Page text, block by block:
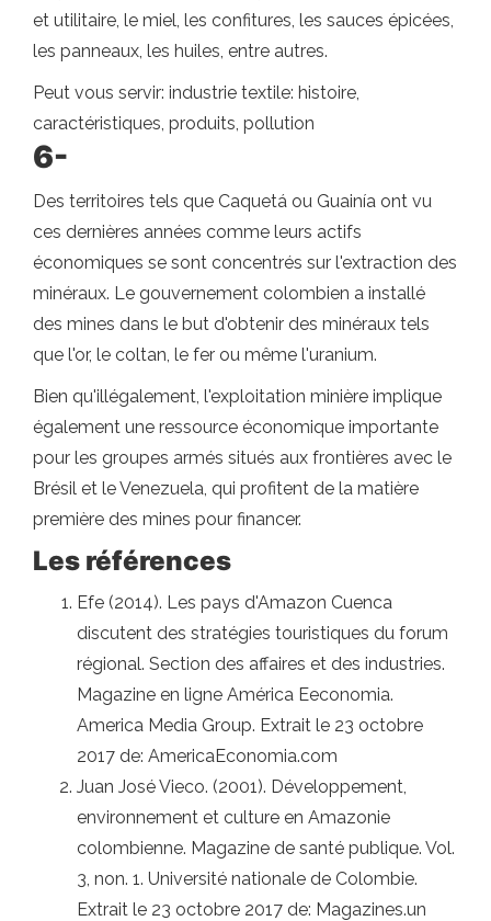
et utilitaire, le miel, les confitures, les sauces épicées,
les panneaux, les huiles, entre autres.
Peut vous servir: industrie textile: histoire,
caractéristiques, produits, pollution
6-
Des territoires tels que Caquetá ou Guainía ont vu
ces dernières années comme leurs actifs
économiques se sont concentrés sur l'extraction des
minéraux. Le gouvernement colombien a installé
des mines dans le but d'obtenir des minéraux tels
que l'or, le coltan, le fer ou même l'uranium.
Bien qu'illégalement, l'exploitation minière implique
également une ressource économique importante
pour les groupes armés situés aux frontières avec le
Brésil et le Venezuela, qui profitent de la matière
première des mines pour financer.
Les références
Efe (2014). Les pays d'Amazon Cuenca
discutent des stratégies touristiques du forum
régional. Section des affaires et des industries.
Magazine en ligne América Eeconomia.
America Media Group. Extrait le 23 octobre
2017 de: AmericaEconomia.com
Juan José Vieco. (2001). Développement,
environnement et culture en Amazonie
colombienne. Magazine de santé publique. Vol.
3, non. 1. Université nationale de Colombie.
Extrait le 23 octobre 2017 de: Magazines.un